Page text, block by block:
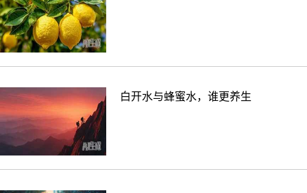
白开水与蜂蜜水，谁更养生